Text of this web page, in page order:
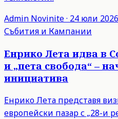
Admin Novinite· 24 юли
Събития и Кампании
Енрико Лета идва в
и „пета свобода“ –
инициатива
Енрико Лета представя
европейски пазар с „28-и